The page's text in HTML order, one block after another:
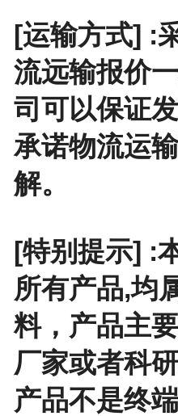
[运输方式] :
流远输报价
司可以保证
承诺物流运
解。
[特别提示] :
所有产品,均
料，产品主
厂家或者科
产品不是终